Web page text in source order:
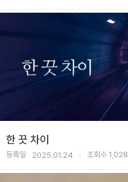
한 끗 차이
등록일 2025.01.24 조회수 1,028